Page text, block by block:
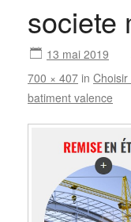
societe
13 mai 2019
700 × 407 in
batiment valence